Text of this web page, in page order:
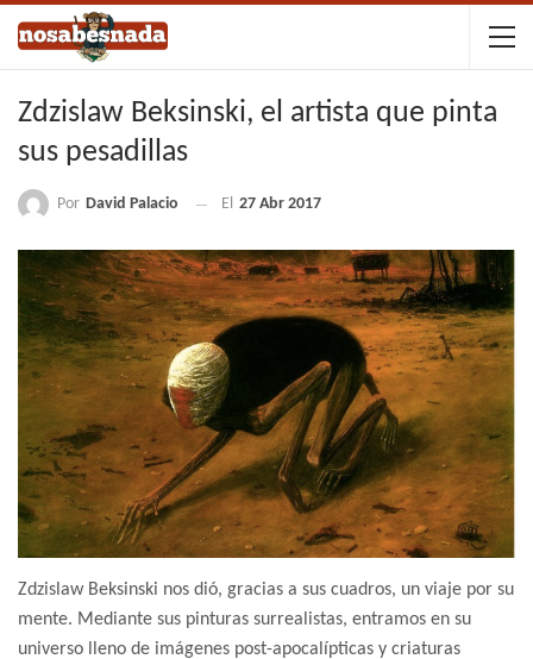
Zdzislaw Beksinski, el artista que pinta
sus pesadillas
Por David Palacio El 27 Abr 2017
Zdzislaw Beksinski nos dió, gracias a sus cuadros, un viaje por su
mente. Mediante sus pinturas surrealistas, entramos en su
universo lleno de imágenes post-apocalípticas y criaturas